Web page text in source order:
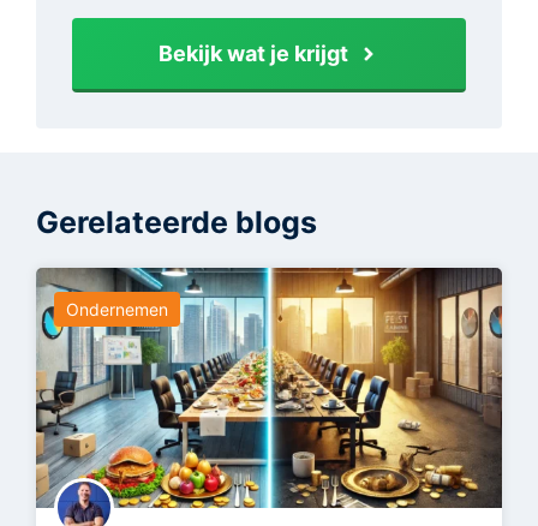
Bekijk wat je krijgt
Gerelateerde blogs
Ondernemen